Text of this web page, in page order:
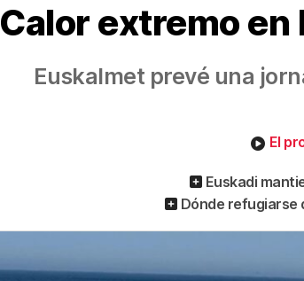
Calor extremo
Euskalmet prevé una
El
Euskadi
Dónde refugiarse